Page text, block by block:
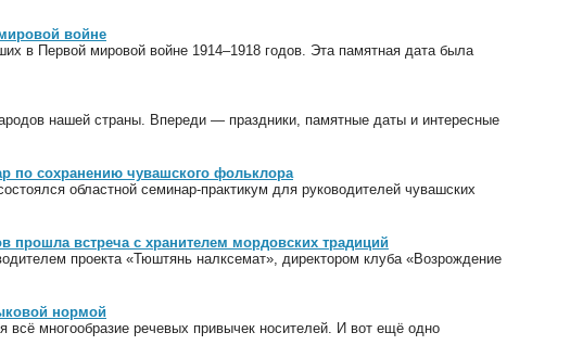
войне
в Первой мировой войне 1914–1918 годов. Эта памятная дата была
нашей страны. Впереди — праздники, памятные даты и интересные
по сохранению чувашского фольклора
областной семинар-практикум для руководителей чувашских
прошла встреча с хранителем мордовских традиций
проекта «Тюштянь налксемат», директором клуба «Возрождение
нормой
всё многообразие речевых привычек носителей. И вот ещё одно